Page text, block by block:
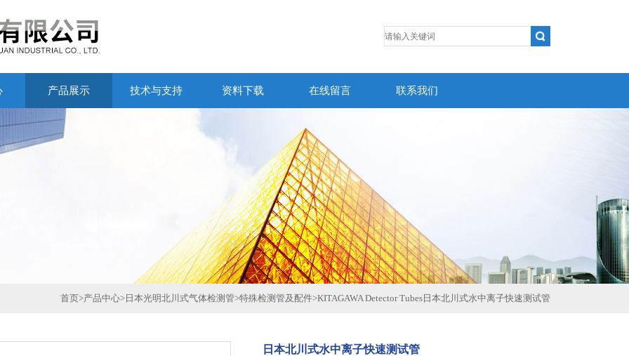
产品展示 技术与支持 资料下载 在线留言 联系我们
首页>产品中心> 日本光明北川式气体检测管>特殊检测管及配件>KITAGAWA Detector Tubes日本北川式水中离子快速测试管
日本北川式水中离子快速测试管